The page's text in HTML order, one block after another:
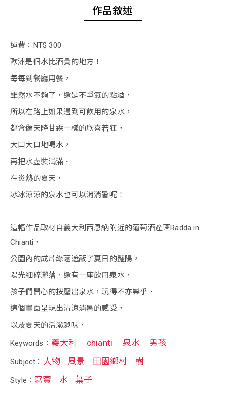
作品敘述
運費：NT$ 300
歐洲是個水比酒貴的地方！
每每到餐廳用餐，
雖然水不夠了，還是不爭氣的點酒．
所以在路上如果遇到可飲用的泉水，
都會像天降甘霖一樣的欣喜若狂，
大口大口地喝水，
再把水壺裝滿滿．
在炎熱的夏天，
冰冰涼涼的泉水也可以消消暑呢！
.
這幅作品取材自義大利西恩納附近的葡萄酒產區Radda in
Chianti，
公園內的成片綠蔭遮蔽了夏日的豔陽，
陽光細碎灑落．還有一座飲用泉水．
孩子們開心的按壓出泉水，玩得不亦樂乎．
這個畫面呈現出清涼消暑的感受，
以及夏天的活潑趣味．
Keywords： 義大利 chianti 泉水 男孩
Subject： 人物 風景 田園鄉村 樹
Style：寫實 水 葉子